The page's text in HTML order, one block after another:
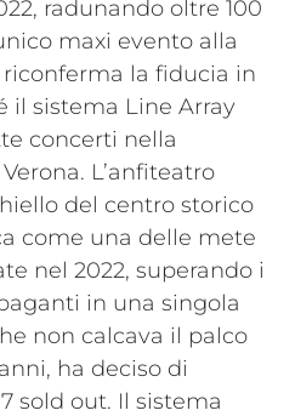
radunando oltre 100
maxi evento alla
riconferma la fiducia in
il sistema Line Array
concerti nella
L’anfiteatro
del centro storico
come una delle mete
nel 2022, superando i
in una singola
non calcava il palco
ha deciso di
sold out. Il sistema